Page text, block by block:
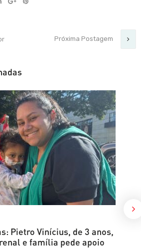
Próxima Postagem
Pietro Vinícius, de 3 anos,
e família pede apoio